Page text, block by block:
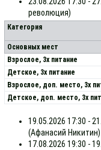
революция)
Категория
Основных мест
Взрослое, 3х питание
Детское, 3х питание
Взрослое, доп. место, 3x
Детское, доп. место, 3x
19.05.2026 17:30 -
(Афанасий Никитин)
17.08.2026 19:30 -